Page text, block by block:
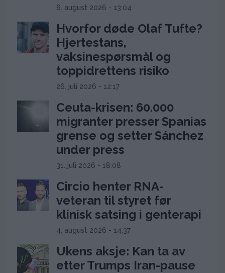
6. august 2026 - 13:04
Hvorfor døde Olaf Tufte?
Hjertestans,
vaksinespørsmål og
toppidrettens risiko
26. juli 2026 - 12:17
Ceuta-krisen: 60.000
migranter presser Spanias
grense og setter Sánchez
under press
31. juli 2026 - 18:08
Circio henter RNA-
veteran til styret før
klinisk satsing i genterapi
4. august 2026 - 14:37
Ukens aksje: Kan ta av
etter Trumps Iran-pause